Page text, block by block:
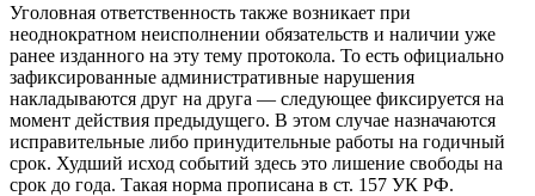
Уголовная ответственность также возникает при
неоднократном неисполнении обязательств и наличии уже
ранее изданного на эту тему протокола. То есть официально
зафиксированные административные нарушения
накладываются друг на друга — следующее фиксируется на
момент действия предыдущего. В этом случае назначаются
исправительные либо принудительные работы на годичный
срок. Худший исход событий здесь это лишение свободы на
срок до года. Такая норма прописана в ст. 157 УК РФ.